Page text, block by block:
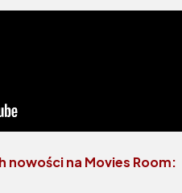
nowości na Movies Room: